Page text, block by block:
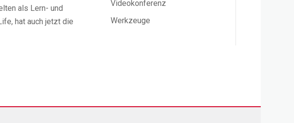
als Lern- und
hat auch jetzt die
Videokonferenz
Werkzeuge